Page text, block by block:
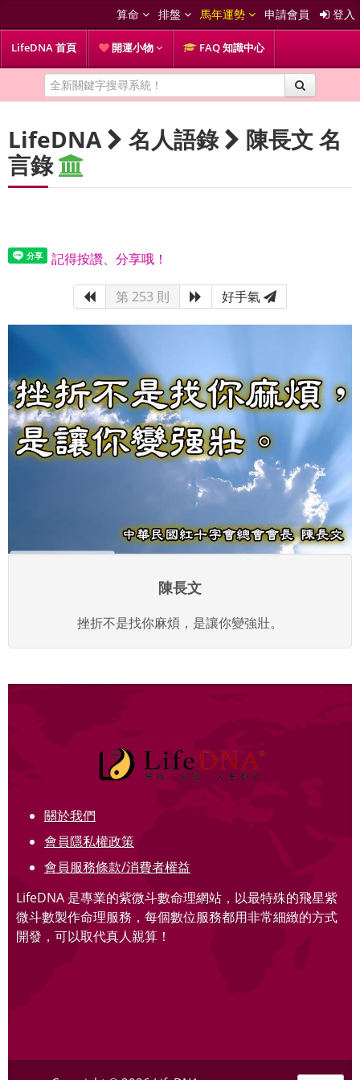
算命 排盤 馬年運勢 申請會員 登入
LifeDNA 首頁 開運小物 FAQ 知識中心
LifeDNA 名人語錄
陳長文 名
言錄
記得按讚、分享哦！
第 253 則 好手氣
陳長文
挫折不是找你麻煩，是讓你變強壯。
關於我們
會員隱私權政策
會員服務條款/消費者權益
LifeDNA 是專業的紫微斗數命理網站，以最特殊的飛星紫
微斗數製作命理服務，每個數位服務都用非常細緻的方式
開發，可以取代真人親算！